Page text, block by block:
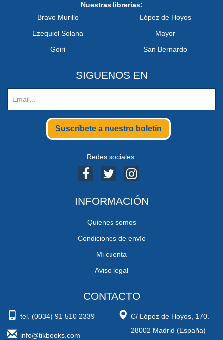
Nuestras librerías:
Bravo Murillo
Ezequiel Solana
Goiri
López de Hoyos
Mayor
San Bernardo
SIGUENOS EN
Suscríbete a nuestro boletín
Redes sociales:
INFORMACIÓN
Quienes somos
Condiciones de envío
Mi cuenta
Aviso legal
CONTACTO
tel. (0034) 91 510 2339
info@tikbooks.com
C/ López de Hoyos, 170.
28002 Madrid (España)